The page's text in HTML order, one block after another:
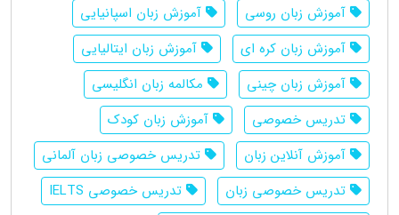
آموزش زبان روسی
آموزش زبان اسپانیایی
آموزش زبان کره ای
آموزش زبان ایتالیایی
آموزش زبان چینی
مکالمه زبان انگلیسی
تدریس خصوصی
آموزش زبان کودک
آموزش آنلاین زبان
تدریس خصوصی زبان آلمانی
تدریس خصوصی زبان
تدریس خصوصی IELTS